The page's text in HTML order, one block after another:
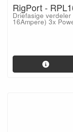
RigPort -
Driefasige
16Ampere) 3x